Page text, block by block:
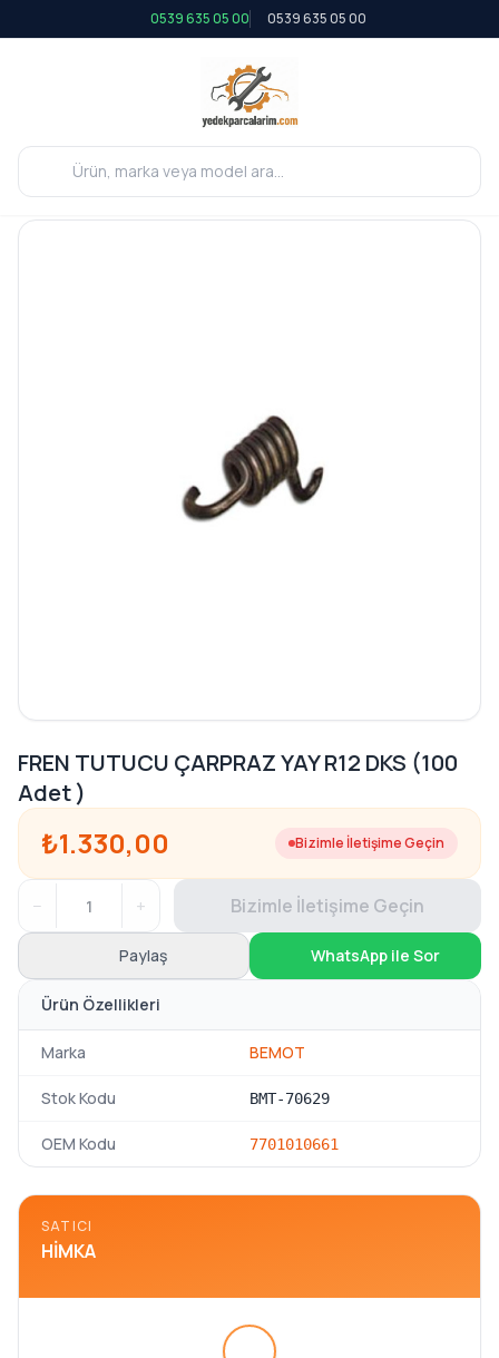
0539 635 05 00 0539 635 05 00
FREN TUTUCU ÇARPRAZ YAY R12 DKS (100
Adet )
₺1.330,00 Bizimle İletişime Geçin
− + Bizimle İletişime Geçin
Paylaş WhatsApp ile Sor
Ürün Özellikleri
Marka BEMOT
Stok Kodu BMT-70629
OEM Kodu 7701010661
SATICI
HIMKA